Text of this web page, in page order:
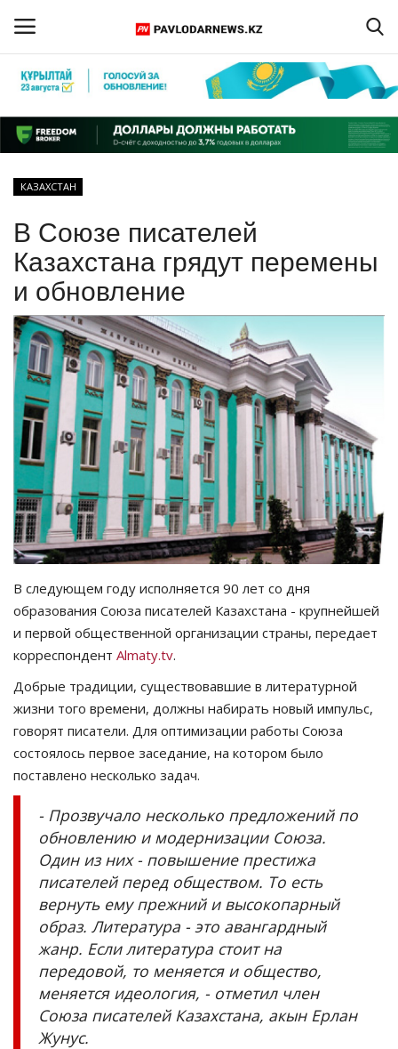
Регистрация
Главная
ПАВЛОДАРСКАЯ ОБЛАСТЬ
КАЗАХСТАН
МИР
СПЕЦПРОЕКТЫ
СПОРТ
Чек-лист
РАЗВЛЕЧЕНИЯ
OFFICIAL
Курултай
Язык
Қазақша Русский
КАЗАХСТАН
В Союзе писателей
Казахстана грядут перемены
и обновление
В следующем году исполняется 90 лет со дня
образования Союза писателей Казахстана - крупнейшей
и первой общественной организации страны, передает
корреспондент Almaty.tv.
Добрые традиции, существовавшие в литературной
жизни того времени, должны набирать новый импульс,
говорят писатели. Для оптимизации работы Союза
состоялось первое заседание, на котором было
поставлено несколько задач.
- Прозвучало несколько предложений по
обновлению и модернизации Союза.
Один из них - повышение престижа
писателей перед обществом. То есть
вернуть ему прежний и высокопарный
образ. Литература - это авангардный
жанр. Если литература стоит на
передовой, то меняется и общество,
меняется идеология, - отметил член
Союза писателей Казахстана, акын Ерлан
Жунус.